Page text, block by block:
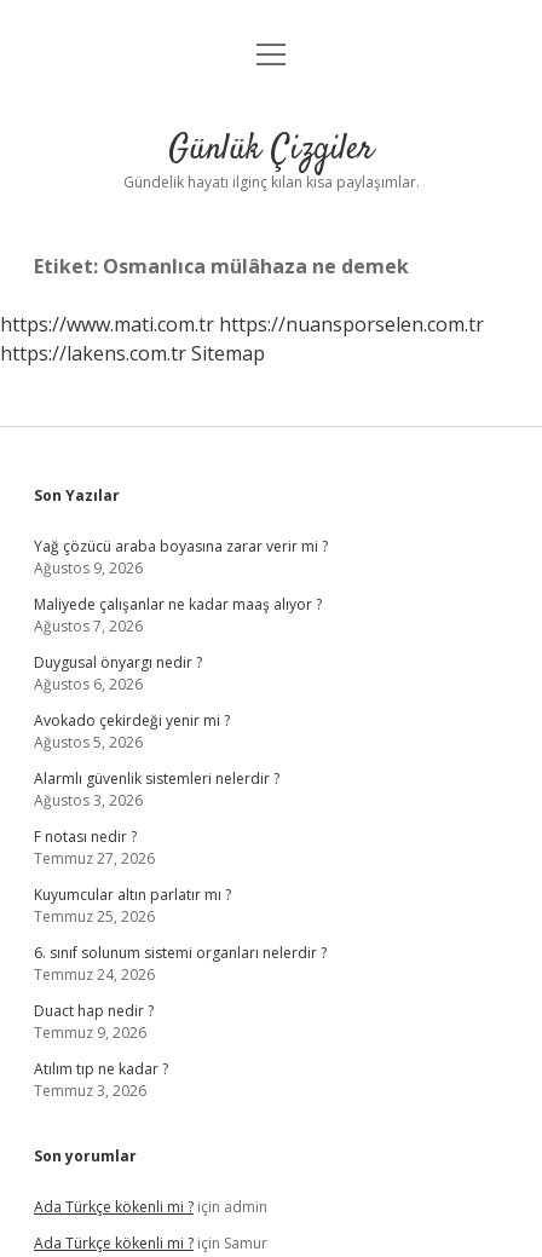
Anasayfa
Yasal Uyarı
menüyü
Günlük Çizgiler
Gündelik hayatı ilginç kılan kısa paylaşımlar.
Etiket: Osmanlıca mülâhaza ne demek
https://www.mati.com.tr https://nuansporselen.com.tr
https://lakens.com.trSitemap
Sidebar
Son Yazılar
Yağ çözücü araba boyasına zarar verir mi ?
Ağustos 9, 2026
Maliyede çalışanlar ne kadar maaş alıyor ?
Ağustos 7, 2026
Duygusal önyargı nedir ?
Ağustos 6, 2026
Avokado çekirdeği yenir mi ?
Ağustos 5, 2026
Alarmlı güvenlik sistemleri nelerdir ?
Ağustos 3, 2026
F notası nedir ?
Temmuz 27, 2026
Kuyumcular altın parlatır mı ?
Temmuz 25, 2026
6. sınıf solunum sistemi organları nelerdir ?
Temmuz 24, 2026
Duact hap nedir ?
Temmuz 9, 2026
Atılım tıp ne kadar ?
Temmuz 3, 2026
Son yorumlar
Ada Türkçe kökenli mi ? için admin
Ada Türkçe kökenli mi ? için Samur